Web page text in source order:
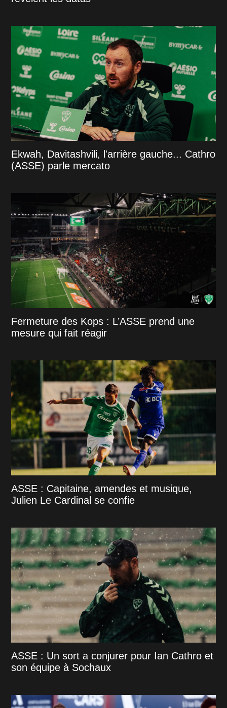
Ekwah, Davitashvili, l'arrière gauche... Cathro
(ASSE) parle mercato
Fermeture des Kops : L’ASSE prend une
mesure qui fait réagir
ASSE : Capitaine, amendes et musique,
Julien Le Cardinal se confie
ASSE : Un sort a conjurer pour Ian Cathro et
son équipe à Sochaux